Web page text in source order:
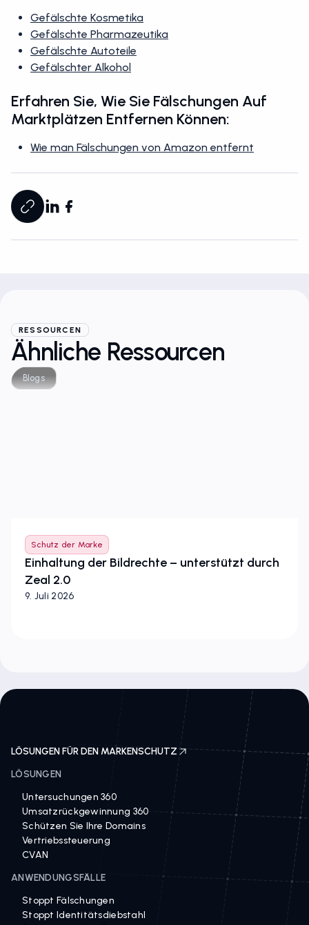
Gefälschte Kosmetika
Gefälschte Pharmazeutika
Gefälschte Autoteile
Gefälschter Alkohol
Erfahren Sie, Wie Sie Fälschungen Auf
Marktplätzen Entfernen Können:
Wie man Fälschungen von Amazon entfernt
RESSOURCEN
Ähnliche Ressourcen
Blogs
Schutz der Marke
Einhaltung der Bildrechte – unterstützt durch
Zeal 2.0
9. Juli 2026
LÖSUNGEN FÜR DEN MARKENSCHUTZ
LÖSUNGEN
Untersuchungen 360
Umsatzrückgewinnung 360
Schützen Sie Ihre Domains
Vertriebssteuerung
CVAN
ANWENDUNGSFÄLLE
Stoppt Fälschungen
Stoppt Identitätsdiebstahl